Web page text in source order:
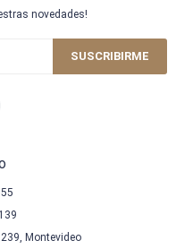
Montevideo
novedades!
SUSCRIBIRME